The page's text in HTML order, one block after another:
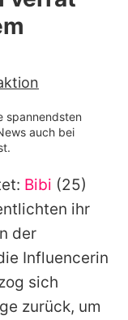
spannendsten
auch bei
Bibi (25)
ihr
der
Influencerin
sich
zurück, um